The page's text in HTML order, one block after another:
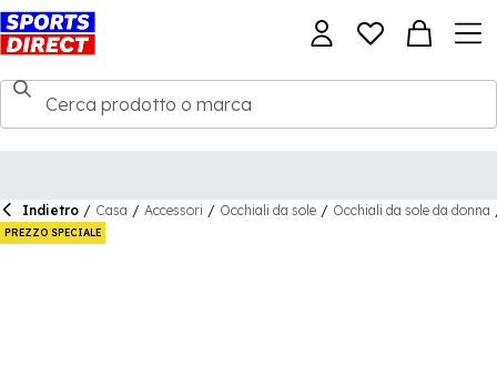
Indietro / Casa / Accessori / Occhiali da sole / Occhiali da sole da donna
PREZZO SPECIALE